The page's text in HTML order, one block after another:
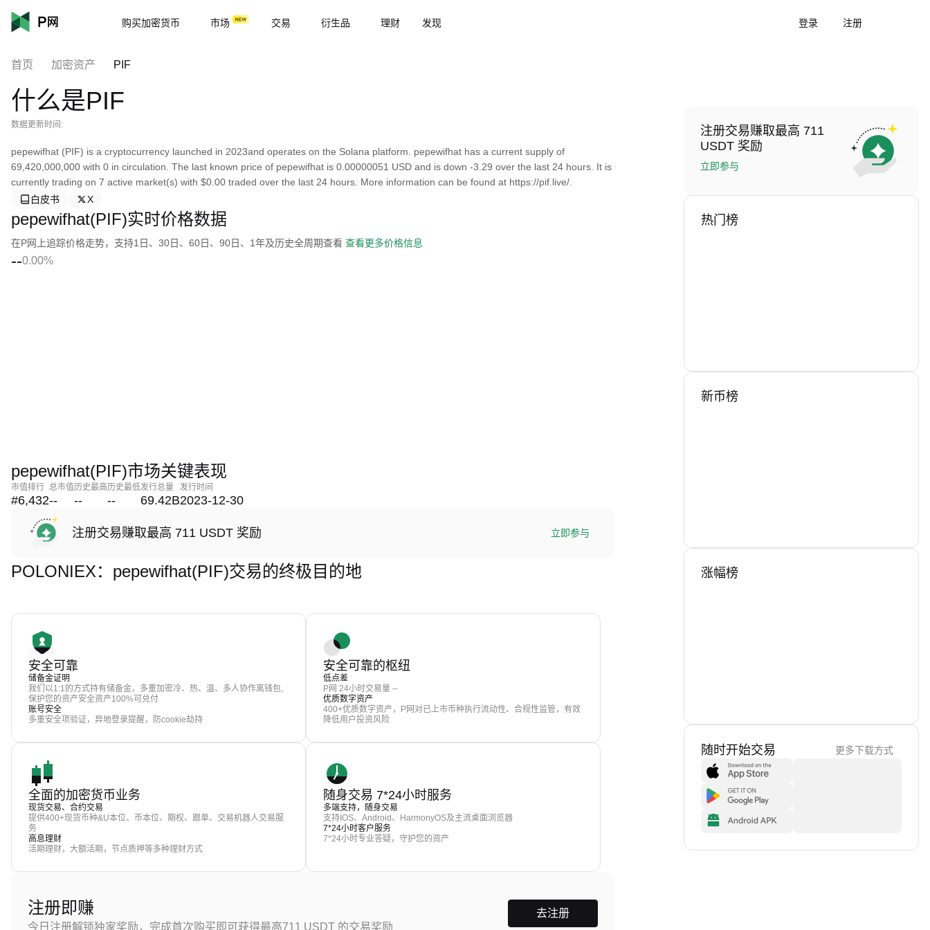
购买加密货币 市场 交易 衍生品 理财 发现 登录 注册
首页 加密资产 PIF
什么是PIF
数据更新时间:
pepewifhat (PIF) is a cryptocurrency launched in 2023and operates on the Solana platform. pepewifhat has a current supply of
69,420,000,000 with 0 in circulation. The last known price of pepewifhat is 0.00000051 USD and is down -3.29 over the last 24 hours. It is
currently trading on 7 active market(s) with $0.00 traded over the last 24 hours. More information can be found at https://pif.live/.
白皮书
X
pepewifhat(PIF)实时价格数据
在P网上追踪价格走势，支持1日、30日、60日、90日、1年及历史全周期查看 查看更多价格信息
--0.00%
pepewifhat(PIF)市场关键表现
市值排行
#6,432
总市值
--
历史最高
--
历史最低
--
发行总量
69.42B
发行时间
2023-12-30
注册交易赚取最高 711 USDT 奖励 立即参与
POLONIEX：pepewifhat(PIF)交易的终极目的地
安全可靠
储备金证明
我们以1:1的方式持有储备金，多重加密冷、热、温、多人协作离钱包,
保护您的资产安全资产100%可兑付
账号安全
多重安全项验证，异地登录提醒，防cookie劫持
安全可靠的枢纽
低点差
P网 24小时交易量 --
优质数字资产
400+优质数字资产，P网对已上市币种执行流动性、合规性监管，有效
降低用户投资风险
全面的加密货币业务
现货交易、合约交易
提供400+现货币种&U本位、币本位、期权、跟单、交易机器人交易服
务
高息理财
活期理财，大额活期，节点质押等多种理财方式
随身交易 7*24小时服务
多端支持，随身交易
支持IOS、Android、HarmonyOS及主流桌面浏览器
7*24小时客户服务
7*24小时专业答疑，守护您的资产
注册即赚
今日注册解锁独家奖励，完成首次购买即可获得最高711 USDT 的交易奖励
去注册
注册交易赚取最高 711
USDT 奖励
立即参与
热门榜
新币榜
涨幅榜
随时开始交易 更多下载方式